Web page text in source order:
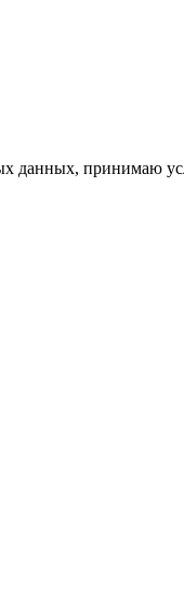
данных, принимаю